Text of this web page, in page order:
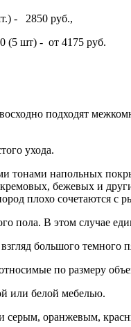
- 2850 руб.,
(5 шт) - от 4175 руб.
подходят
ухода.
тонами напольных
бежевых и
плохо сочетаются с
пола. В этом случае
большого
по размеру
или белой мебелью.
оранжевым,